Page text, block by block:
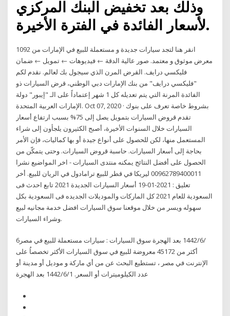
وذلك بعد تخفيض البنك المركزي
لأسعار الفائدة في الفترة الأخيرة.
انقر هنا لتجد سيارات جديدة و مستعملة للبيع في الإمارات من 1092
معرض موثوق و معتمد. صور عالية الدقة ← فيديوهات ← تمويل ← ضمان
فليكسي درايف. القرض المرن الذي سيجول بك لعالم. نقدم لكم
"فليكسي درايف" من بنك الإمارات دبي الوطني، قرض السيارات ذو
الفائدة المرنة التي يتم تعديله كل 1 شهر إعتماداً على الـ "إيبور" دولة
الإمارات العربية المتحدة. Oct 07, 2020 · بشروط خاصة تعرف على بنوك
تقدم قروض السيارات بتمويل يصل إلى 75% بسبب ارتفاع أسعار
السيارات خلال السنوات الأخيرة، أصبح الكثيرون يلجأون إلى شراء
المستعمل منها، لكن للحصول على أنواع جيدة أو بها كماليات، فإن الأمر
بحاجة إلى أسعار السيارات. حاسبة قروض السيارات. وحتى يتمكّن من
الحصول على أفضل النتائج يمكنه منتدى السيارات - اخر المواضيع نشرا
00962789400011 ليريكا في قطر للبيع ترامادول في الريان للبيع. أخر
تعليق : 2021-01-19 أسعار السيارات الجديدة 2021 تابع احدث فى
السعودية للعام 2021 كل الماركات والموديلات الجديده فى السعودية بكل
سهوله ويسر من خلال موقعنا سوق السيارات افضل خدمة مجانيه لبيع
وشراء السيارات.
6‏‏/6‏‏/1442 بعد الهجرة سوق السيارات : سيارات مستعملة للبيع في مصر
أكثر من 45172 معروضة للبيع في سوق السيارات الأكثر تخصصاُ على
الإنترنت في مصر ، تستطيع البحث عن من أي ماركة و موديل أو مدينة أو
عدد الكيلوميترات أو السعر. 1‏‏/6‏‏/1442 بعد الهجرة